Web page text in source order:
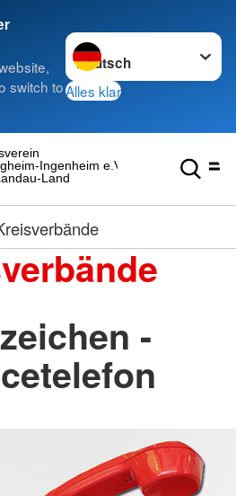
switch to
Sprache wechseln zu
Alles klar
Land
Ingenheim e.V.
-